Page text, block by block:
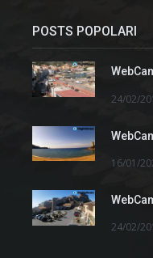
POSTS POPOLARI
24/02/
16/01/
24/02/